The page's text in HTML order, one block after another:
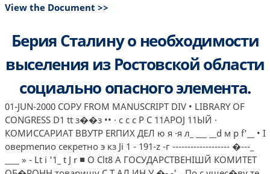
View the Document >>
Берия Сталину о необходимости
выселения из Ростовской области
социально опасного элемента.
01-JUN-2000 СОРУ FROM MANUSCRIPT DIV • LIBRARY OF
CONGRESS D1 tt з��з •• · с с с Р С 11АРОJ 11ЫЙ ·
КОМИССАРИАТ ВВУТР ЕRПИХ ДЕЛ ю я ·я л_ ___ __d м р f'__ • I
оверmепио секретно э кз Ji 1 - 191-z -г ------------------- �---_
____ » - Lt i '1_ t J r ■ О Clt8 А ГОСУДАРСТВЕНIШЙ КОМИТЕТ